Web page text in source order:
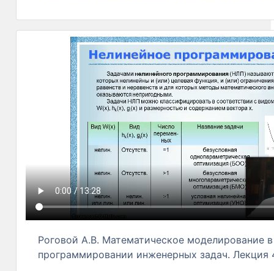
Роговой А.В. Математическое моделирование в
программировании инженерных задач. Лекция